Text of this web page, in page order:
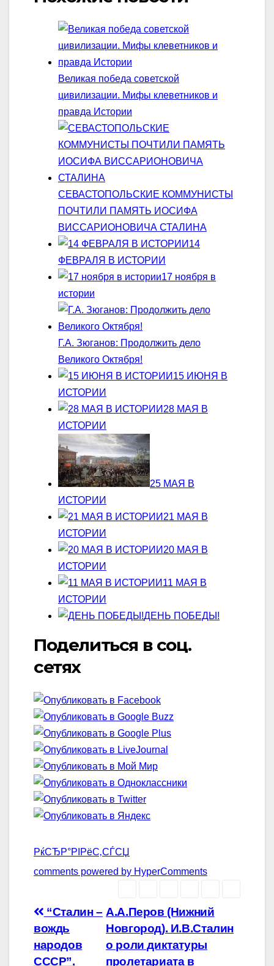
Великая победа советской
цивилизации. Мифы клеветников и
правда Истории
СЕВАСТОПОЛЬСКИЕ КОММУНИСТЫ
ПОЧТИЛИ ПАМЯТЬ ИОСИФА
ВИССАРИОНОВИЧА СТАЛИНА
14
ФЕВРАЛЯ В ИСТОРИИ
17 ноября в
истории
Г.А. Зюганов: Продолжить дело
Великого Октября!
15 ИЮНЯ В
ИСТОРИИ
28 МАЯ В
ИСТОРИИ
25 МАЯ В
ИСТОРИИ
21 МАЯ В
ИСТОРИИ
20 МАЯ В
ИСТОРИИ
11 МАЯ В
ИСТОРИИ
ДЕНЬ ПОБЕДЫ!
Поделиться в соц.
сетях
РќСЂР°РІРёС‚СЃСЏ
comments powered by HyperComments
Навигация
по
А.А.Перов (Нижний
Новгород). И.В.Сталин
о роли диктатуры
пролетариата в
“Сталин –
вождь
народов
СССР”.